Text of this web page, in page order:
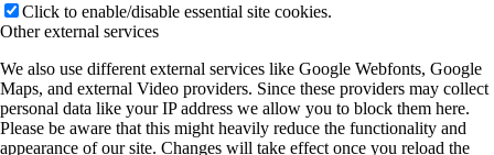
Click to enable/disable essential site cookies.
Other external services
We also use different external services like Google Webfonts, Google
Maps, and external Video providers. Since these providers may collect
personal data like your IP address we allow you to block them here.
Please be aware that this might heavily reduce the functionality and
appearance of our site. Changes will take effect once you reload the